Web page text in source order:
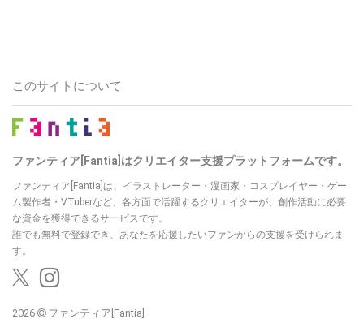
このサイトについて
ファンティア[Fantia]はクリエイター支援プラットフォームです。
ファンティア[Fantia]は、イラストレーター・漫画家・コスプレイヤー・ゲー
ム製作者・VTuberなど、各方面で活躍するクリエイターが、創作活動に必要
な資金を獲得できるサービスです。
誰でも無料で登録でき、あなたを応援したいファンからの支援を受けられま
す。
2026 ファンティア[Fantia]